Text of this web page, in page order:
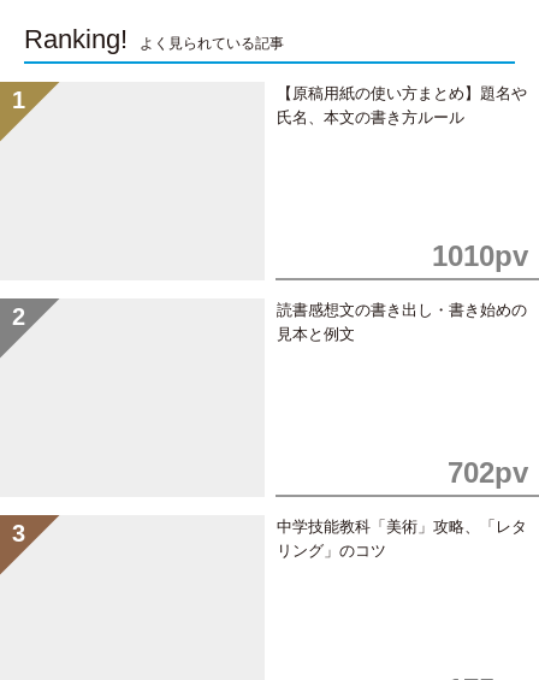
Ranking! よく見られている記事
【原稿用紙の使い方まとめ】題名や
氏名、本文の書き方ルール
1010pv
読書感想文の書き出し・書き始めの
見本と例文
702pv
中学技能教科「美術」攻略、「レタ
リング」のコツ